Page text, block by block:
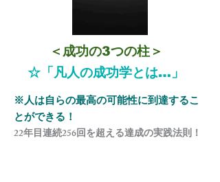
＜成功の3つの柱＞
​☆「凡人の成功学とは…」
​※人は自らの最高の可能性に到達するこ
とができる！
22年目連続256回を超える達成の実践法則！